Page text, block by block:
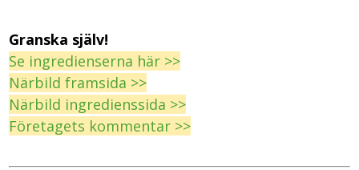
Granska själv!
Se ingredienserna här >>
Närbild framsida >>
Närbild ingredienssida >>
Företagets kommentar >>